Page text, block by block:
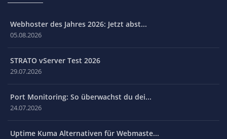
Webhoster des Jahres 2026: Jetzt abst...
05.08.2026
STRATO vServer Test 2026
29.07.2026
Port Monitoring: So überwachst du dei...
24.07.2026
Uptime Kuma Alternativen für Webmaste...